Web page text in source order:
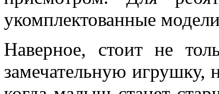
укомплектованные
Наверное, стоит не
замечательную